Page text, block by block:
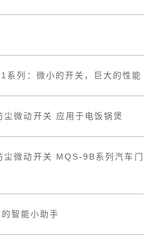
列：微小的开关，巨大的性能
微动开关 应用于电饭锅煲
微动开关 MQS-9B系列汽车门
智能小助手